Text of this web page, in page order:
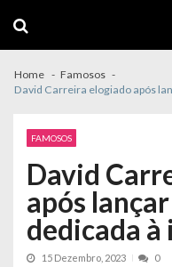
navigation
content
Home
Famosos
David Carreira elogiado após
FAMOSOS
David
após
dedicada à
15 Dezembro, 2023 0